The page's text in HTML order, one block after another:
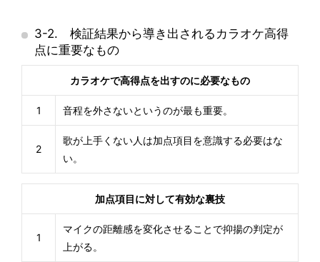
3-2. 検証結果から導き出されるカラオケ高得
点に重要なもの
カラオケで高得点を出すのに必要なもの
1 音程を外さないというのが最も重要。
2
歌が上手くない人は加点項目を意識する必要はな
い。
加点項目に対して有効な裏技
1
マイクの距離感を変化させることで抑揚の判定が
上がる。